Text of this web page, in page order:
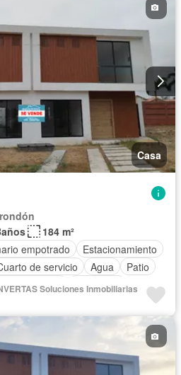
Casa
184 m²
empotrado
Estacionamiento
de servicio Agua
Patio
guardianía
Seguridad
Soluciones Inmobiliarias